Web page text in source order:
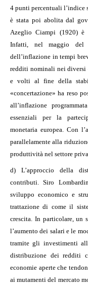
4 punti percentuali l’indice
è stata poi abolita dal
Azeglio Ciampi (1920) è
Infatti, nel maggio del
dell’inflazione in tempi
redditi nominali nei diversi
e volti al fine della
«concertazione» ha reso
all’inflazione
essenziali per la
monetaria europea. Con
parallelamente alla
produttività nel settore
d) L’approccio della
contributi. Siro
sviluppo economico e
trattazione di come il
crescita. In particolare, un
l’aumento dei salari e le
tramite gli investimenti
distribuzione dei redditi
economie aperte che
ai mutamenti del mercato